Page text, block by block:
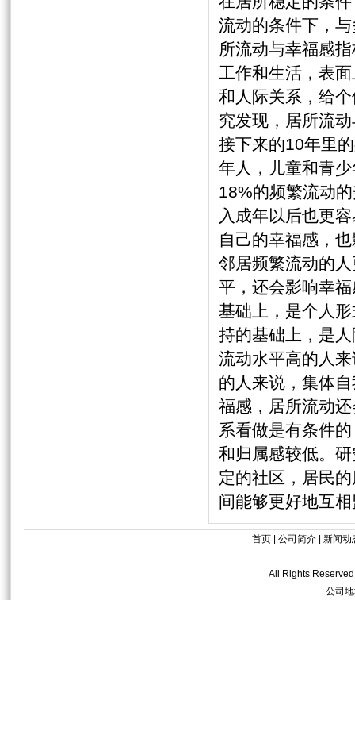
流动的条件下，
所流动与幸福感
工作和生活，表
和人际关系，给
究发现，居所流
接下来的10年里
年人，儿童和青
18%的频繁流动
入成年以后也更
自己的幸福感，
邻居频繁流动的
平，还会影响幸
基础上，是个人
持的基础上，是
流动水平高的人
的人来说，集体
福感，居所流动
系看做是有条件
和归属感较低。
定的社区，居民
间能够更好地互
首页 公司简介 新闻动
All Rights
公司